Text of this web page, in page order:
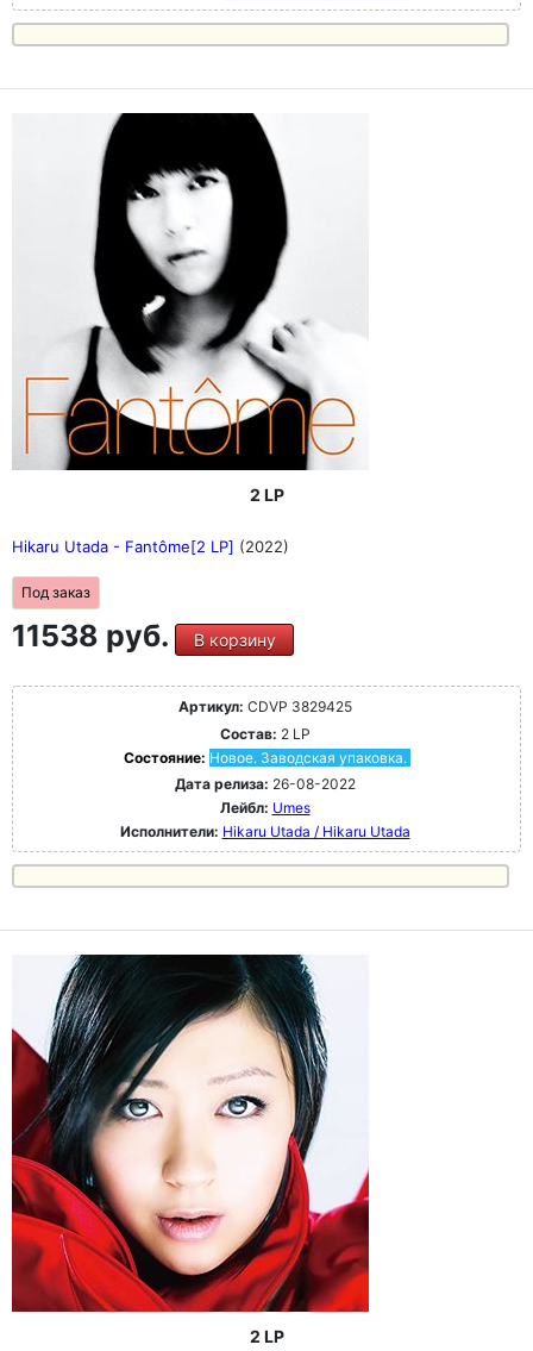
2 LP
Hikaru Utada - Fantôme[2 LP] (2022)
Под заказ
11538 руб. В корзину
Артикул: CDVP 3829425
Состав: 2 LP
Состояние: Новое. Заводская упаковка.
Дата релиза: 26-08-2022
Лейбл: Umes
Исполнители: Hikaru Utada / Hikaru Utada
2 LP